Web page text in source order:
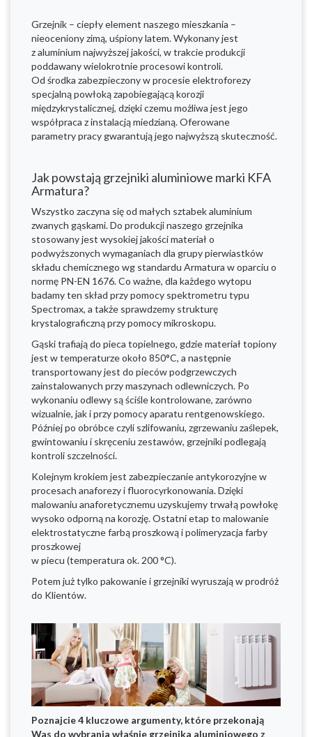
Grzejnik – ciepły element naszego mieszkania –
nieoceniony zimą, uśpiony latem. Wykonany jest
z aluminium najwyższej jakości, w trakcie produkcji
poddawany wielokrotnie procesowi kontroli.
Od środka zabezpieczony w procesie elektroforezy
specjalną powłoką zapobiegającą korozji
międzykrystalicznej, dzięki czemu możliwa jest jego
współpraca z instalacją miedzianą. Oferowane
parametry pracy gwarantują jego najwyższą skuteczność.
Jak powstają grzejniki aluminiowe marki KFA
Armatura?
Wszystko zaczyna się od małych sztabek aluminium
zwanych gąskami. Do produkcji naszego grzejnika
stosowany jest wysokiej jakości materiał o
podwyższonych wymaganiach dla grupy pierwiastków
składu chemicznego wg standardu Armatura w oparciu o
normę PN-EN 1676. Co ważne, dla każdego wytopu
badamy ten skład przy pomocy spektrometru typu
Spectromax, a także sprawdzemy strukturę
krystalograficzną przy pomocy mikroskopu.
Gąski trafiają do pieca topielnego, gdzie materiał topiony
jest w temperaturze około 850°C, a następnie
transportowany jest do pieców podgrzewczych
zainstalowanych przy maszynach odlewniczych. Po
wykonaniu odlewy są ściśle kontrolowane, zarówno
wizualnie, jak i przy pomocy aparatu rentgenowskiego.
Później po obróbce czyli szlifowaniu, zgrzewaniu zaślepek,
gwintowaniu i skręceniu zestawów, grzejniki podlegają
kontroli szczelności.
Kolejnym krokiem jest zabezpieczanie antykorozyjne w
procesach anaforezy i fluorocyrkonowania. Dzięki
malowaniu anaforetycznemu uzyskujemy trwałą powłokę
wysoko odporną na korozję. Ostatni etap to malowanie
elektrostatyczne farbą proszkową i polimeryzacja farby
proszkowej
w piecu (temperatura ok. 200 °C).
Potem już tylko pakowanie i grzejniki wyruszają w prodróż
do Klientów.
Poznajcie 4 kluczowe argumenty, które przekonają
Was do wybrania właśnie grzejnika aluminiowego z